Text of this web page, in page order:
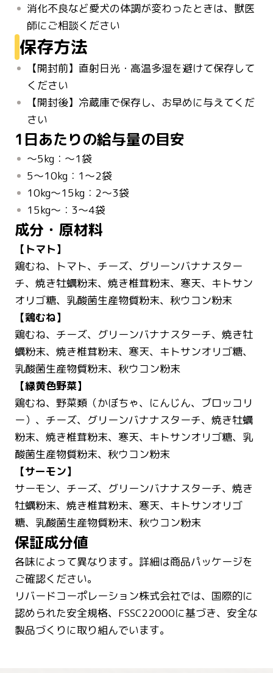
消化不良など愛犬の体調が変わったときは、獣医
師にご相談ください
保存方法
【開封前】直射日光・高温多湿を避けて保存して
ください
【開封後】冷蔵庫で保存し、お早めに与えてくだ
さい
1日あたりの給与量の目安
～5kg：～1袋
5～10kg：1～2袋
10kg～15kg：2～3袋
15kg～：3～4袋
成分・原材料
【トマト】
鶏むね、トマト、チーズ、グリーンバナナスター
チ、焼き牡蠣粉末、焼き椎茸粉末、寒天、キトサン
オリゴ糖、乳酸菌生産物質粉末、秋ウコン粉末
【鶏むね】
鶏むね、チーズ、グリーンバナナスターチ、焼き牡
蠣粉末、焼き椎茸粉末、寒天、キトサンオリゴ糖、
乳酸菌生産物質粉末、秋ウコン粉末
鶏むね、野菜類（かぼちゃ、にんじん、ブロッコリ
ー）、チーズ、グリーンバナナスターチ、焼き牡蠣
粉末、焼き椎茸粉末、寒天、キトサンオリゴ糖、乳
酸菌生産物質粉末、秋ウコン粉末
【サーモン】
サーモン、チーズ、グリーンバナナスターチ、焼き
牡蠣粉末、焼き椎茸粉末、寒天、キトサンオリゴ
保証成分値
各味によって異なります。詳細は商品パッケージを
ご確認ください。
リバードコーポレーション株式会社では、国際的に
認められた安全規格、FSSC22000に基づき、安全な
製品づくりに取り組んでいます。